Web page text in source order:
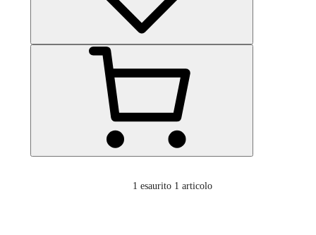
1 esaurito 1 articolo